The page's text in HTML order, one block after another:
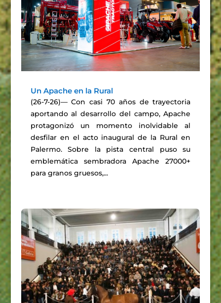
Un Apache en la Rural
(26-7-26)— Con casi 70 años de trayectoria
aportando al desarrollo del campo, Apache
protagonizó un momento inolvidable al
desfilar en el acto inaugural de la Rural en
Palermo. Sobre la pista central puso su
emblemática sembradora Apache 27000+
para granos gruesos,...